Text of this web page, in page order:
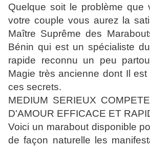
Quelque soit le problème que
votre couple vous aurez la
Maître Suprême des
Bénin qui est un spécialiste
rapide reconnu un peu
Magie très ancienne dont Il
ces secrets.
MEDIUM SERIEUX
D'AMOUR EFFICACE ET
Voici un marabout disponible
de façon naturelle les